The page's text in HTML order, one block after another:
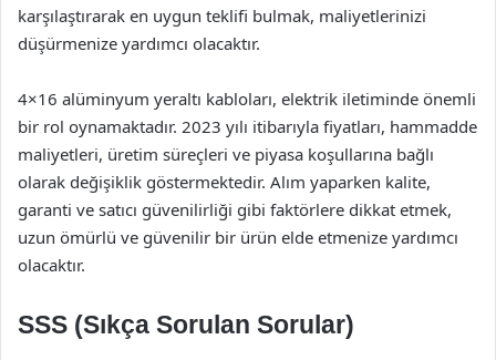
karşılaştırarak en uygun teklifi bulmak, maliyetlerinizi
düşürmenize yardımcı olacaktır.
4×16 alüminyum yeraltı kabloları, elektrik iletiminde önemli
bir rol oynamaktadır. 2023 yılı itibarıyla fiyatları, hammadde
maliyetleri, üretim süreçleri ve piyasa koşullarına bağlı
olarak değişiklik göstermektedir. Alım yaparken kalite,
garanti ve satıcı güvenilirliği gibi faktörlere dikkat etmek,
uzun ömürlü ve güvenilir bir ürün elde etmenize yardımcı
olacaktır.
SSS (Sıkça Sorulan Sorular)